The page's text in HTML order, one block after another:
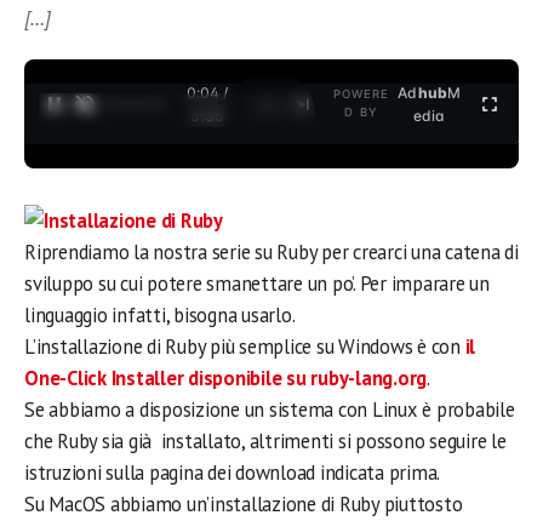
[…]
0:04 /
3:35
POWERE
D BY
AdhubM
edia
Riprendiamo la nostra serie su Ruby per crearci una catena di
sviluppo su cui potere smanettare un po’. Per imparare un
linguaggio infatti, bisogna usarlo.
L’installazione di Ruby più semplice su Windows è con il
One-Click Installer disponibile su ruby-lang.org.
Se abbiamo a disposizione un sistema con Linux è probabile
che Ruby sia già installato, altrimenti si possono seguire le
istruzioni sulla pagina dei download indicata prima.
Su MacOS abbiamo un’installazione di Ruby piuttosto